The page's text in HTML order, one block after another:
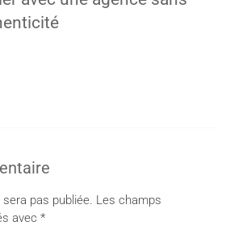
pas publiée. Les champs
avec*